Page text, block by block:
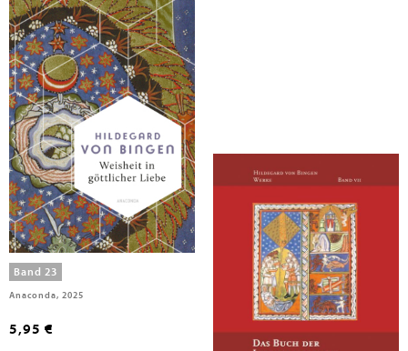
Hildegard von Bingen
Weisheit in göttlicher Liebe
Band 23
Anaconda, 2025
5,95 €
Das Buch der Lebensverdienste
Band 7
Beuroner Kunstverlag, 2014
19,90 €